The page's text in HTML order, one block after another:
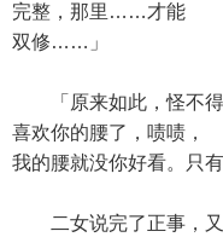
完整，那里……才能
双修……」
「原来如此，怪不得
喜欢你的腰了，啧啧，
我的腰就没你好看。只
二女说完了正事，又